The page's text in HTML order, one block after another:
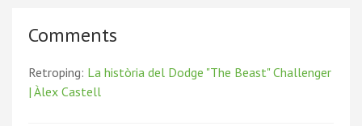
Comments
Retroping: La història del Dodge "The Beast" Challenger
| Àlex Castell